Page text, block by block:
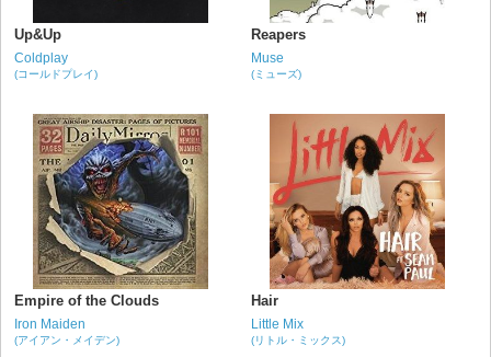
Up&Up
Coldplay
(コールドプレイ)
Reapers
Muse
(ミューズ)
Empire of the Clouds
Iron Maiden
(アイアン・メイデン)
Hair
Little Mix
(リトル・ミックス)